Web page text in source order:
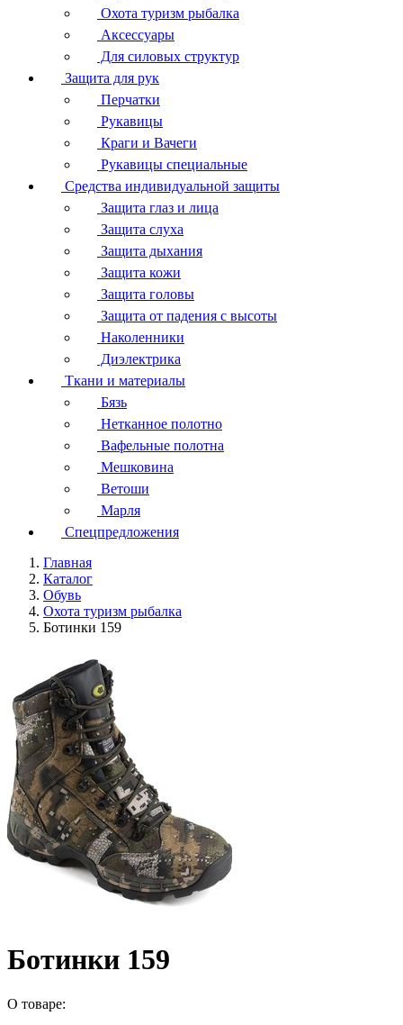
Охота туризм рыбалка
Аксессуары
Для силовых структур
Защита для рук
Перчатки
Рукавицы
Краги и Вачеги
Рукавицы специальные
Средства индивидуальной защиты
Защита глаз и лица
Защита слуха
Защита дыхания
Защита кожи
Защита головы
Защита от падения с высоты
Наколенники
Диэлектрика
Ткани и материалы
Бязь
Нетканное полотно
Вафельные полотна
Мешковина
Ветоши
Марля
Спецпредложения
Главная
Каталог
Обувь
Охота туризм рыбалка
Ботинки 159
Ботинки 159
О товаре: